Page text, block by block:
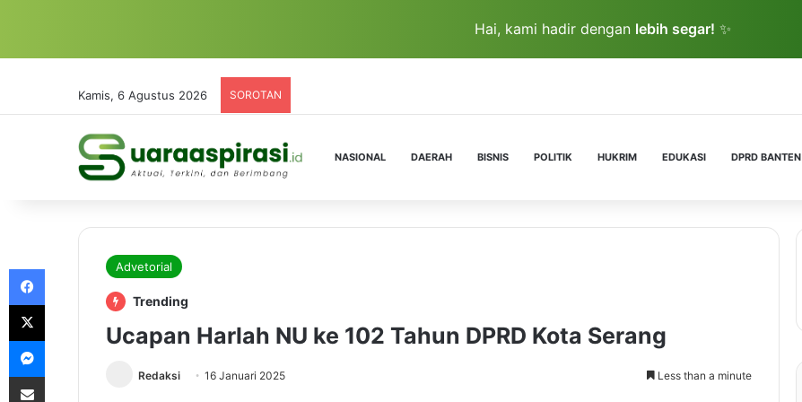
Hai, kami hadir dengan lebih segar! ✨
Kamis, 6 Agustus 2026 SOROTAN
NASIONAL DAERAH BISNIS POLITIK HUKRIM EDUKASI DPRD BANTEN
Advetorial
Trending
Ucapan Harlah NU ke 102 Tahun DPRD Kota Serang
Redaksi 16 Januari 2025 Less than a minute
Messenger